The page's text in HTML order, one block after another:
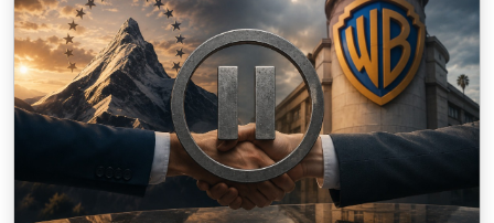
100 JPY (pour les actions américaines
seulement 1 USD)